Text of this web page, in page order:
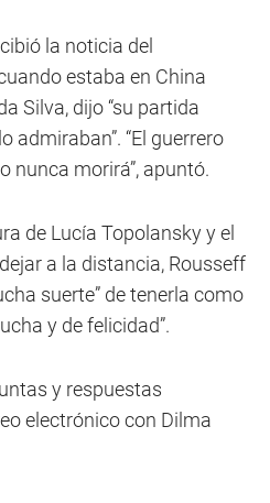
la noticia del
estaba en China
Silva, dijo “su partida
admiraban”. “El guerrero
nunca morirá”, apuntó.
de Lucía Topolansky y el
a la distancia, Rousseff
suerte” de tenerla como
y de felicidad”.
y respuestas
electrónico con Dilma